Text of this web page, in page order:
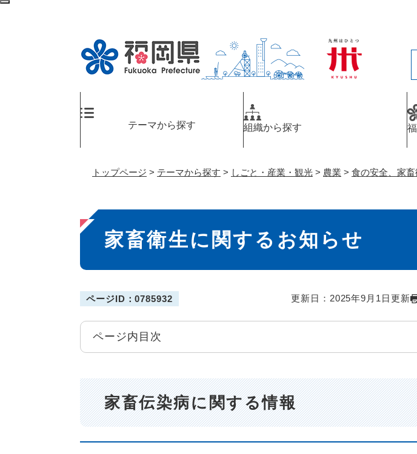
ペ
テーマから探す 組織から探す
トップページ > テーマから探す > しごと・産業・観光 > 農業 > 食の安全、家
本
文
家畜衛生に関するお知らせ
ページID：0785932 更新日：2025年9月1日更新
ページ内目次
家畜伝染病に関する情報